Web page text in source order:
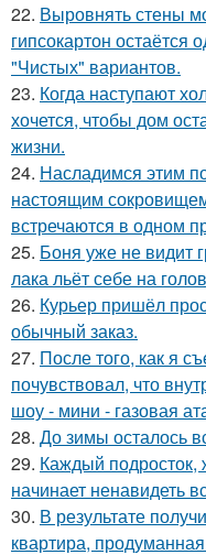
22. Выровнять стены
гипсокартон остаётся
"Чистых" вариантов.
23. Когда наступают
хочется, чтобы дом
жизни.
24. Насладимся этим
настоящим
встречаются в одном
25. Боня уже не видит
лака льёт себе на
26. Курьер пришёл
обычный заказ.
27. После того, как я
почувствовал, что
шоу - мини - газовая
28. До зимы осталось
29. Каждый подросток,
начинает ненавидеть
30. В результате
квартира,